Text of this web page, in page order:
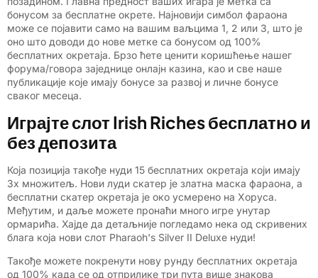
бонусом за бесплатне окрете. Најновији симбол фараона
може се појавити само на вашим ваљцима 1, 2 или 3, што је
оно што доводи до нове метке са бонусом од 100%
бесплатних окретаја. Брзо ћете ценити коришћење нашег
форума/говора заједнице онлајн казина, као и све наше
публикације које имају бонусе за развој и личне бонусе
сваког месеца.
Играјте слот Irish Riches бесплатно и
без депозита
Која позиција такође нуди 15 бесплатних окретаја који имају
3x множитељ. Нови луди скатер је златна маска фараона, а
бесплатни скатер окретаја је око усмерено на Хоруса.
Међутим, и даље можете пронаћи много игре унутар
ормарића. Хајде да детаљније погледамо нека од скривених
блага која нови слот Pharaoh's Silver II Deluxe нуди!
Такође можете покренути нову рунду бесплатних окретаја
од 100% када се од отприлике три пута више знакова